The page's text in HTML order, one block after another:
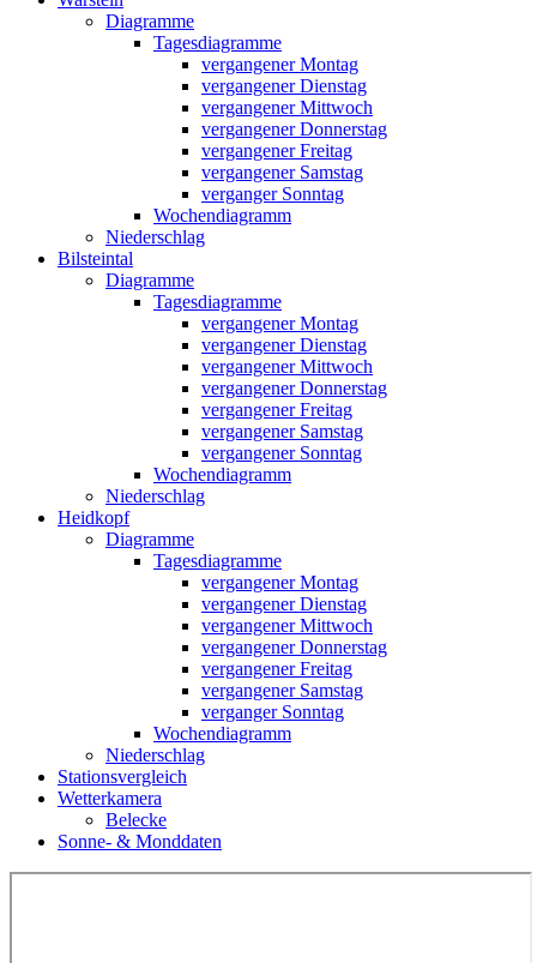
Diagramme
Tagesdiagramme
vergangener Montag
vergangener Dienstag
vergangener Mittwoch
vergangener Donnerstag
vergangener Freitag
vergangener Samstag
verganger Sonntag
Wochendiagramm
Niederschlag
Bilsteintal
Diagramme
Tagesdiagramme
vergangener Montag
vergangener Dienstag
vergangener Mittwoch
vergangener Donnerstag
vergangener Freitag
vergangener Samstag
vergangener Sonntag
Wochendiagramm
Niederschlag
Heidkopf
Diagramme
Tagesdiagramme
vergangener Montag
vergangener Dienstag
vergangener Mittwoch
vergangener Donnerstag
vergangener Freitag
vergangener Samstag
verganger Sonntag
Wochendiagramm
Niederschlag
Stationsvergleich
Wetterkamera
Belecke
Sonne- & Monddaten